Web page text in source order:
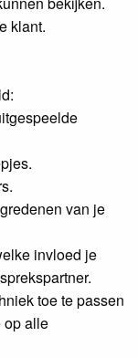
klant.
van je
invloed je
toe te passen
op alle